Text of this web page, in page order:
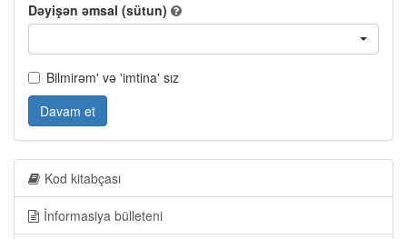
Dəyişən əmsal (sütun)
Bilmirəm' və 'imtina' sız
Davam et
Kod kitabçası
İnformasiya bülleteni